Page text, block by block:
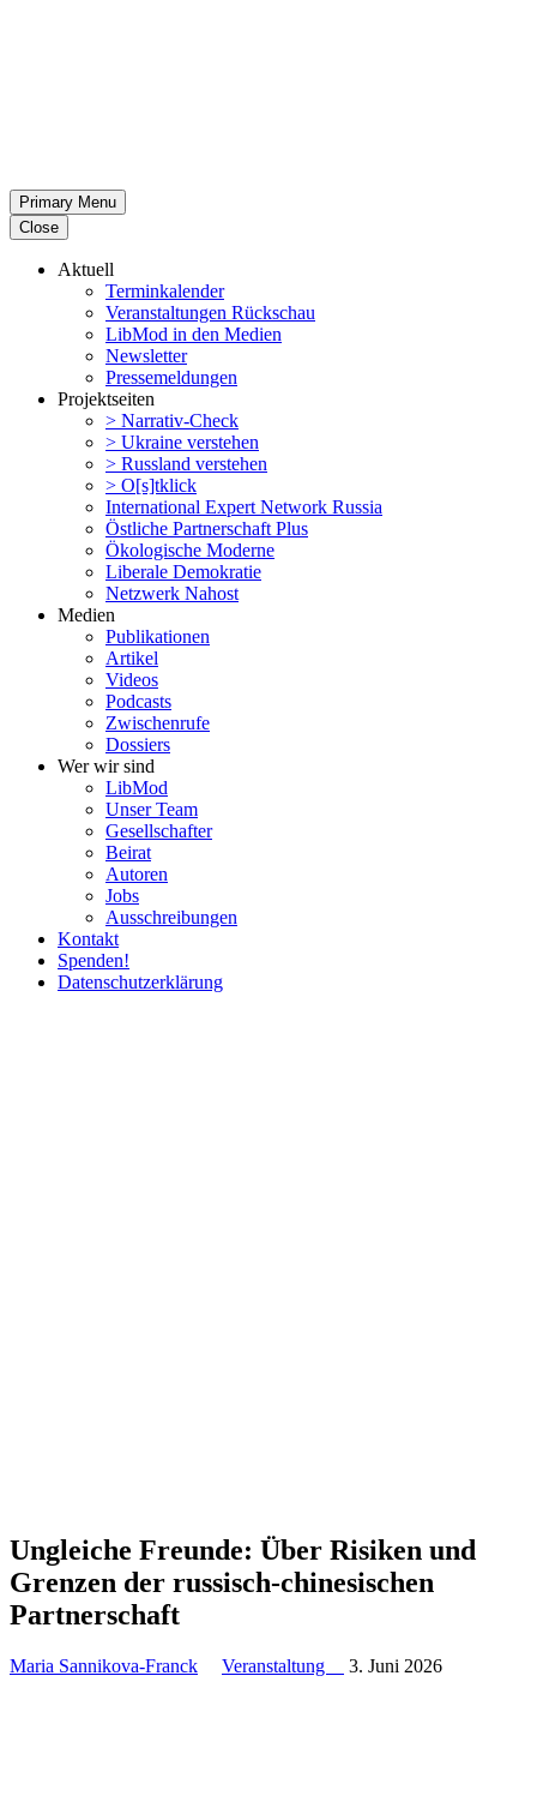
Primary Menu
Close
Aktuell
Termin­ka­lender
Veran­stal­tungen Rückschau
LibMod in den Medien
Newsletter
Presse­mel­dungen
Projekt­seiten
> Narrativ-Check
> Ukraine verstehen
> Russland verstehen
> O[s]tklick
Inter­na­tional Expert Network Russia
Östliche Partner­schaft Plus
Ökolo­gische Moderne
Liberale Demokratie
Netzwerk Nahost
Medien
Publi­ka­tionen
Artikel
Videos
Podcasts
Zwischenrufe
Dossiers
Wer wir sind
LibMod
Unser Team
Gesell­schafter
Beirat
Autoren
Jobs
Ausschrei­bungen
Kontakt
Spenden!
Daten­schutz­er­klärung
Ungleiche Freunde: Über Risiken und
Grenzen der russisch-chine­si­schen
Partnerschaft
Maria Sannikova-Franck Veranstaltung 3. Juni 2026